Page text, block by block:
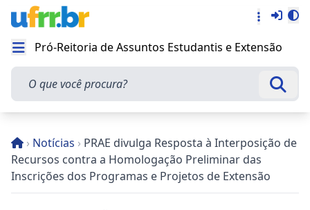
Abrir menu
Pró-Reitoria de Assuntos Estudantis e Extensão
O que você procura?
› Notícias › PRAE divulga Resposta à Interposição de
Recursos contra a Homologação Preliminar das
Inscrições dos Programas e Projetos de Extensão